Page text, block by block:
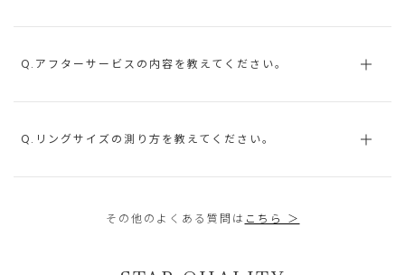
Q.アフターサービスの内容を教えてください。
Q.リングサイズの測り方を教えてください。
その他のよくある質問は こちら ＞